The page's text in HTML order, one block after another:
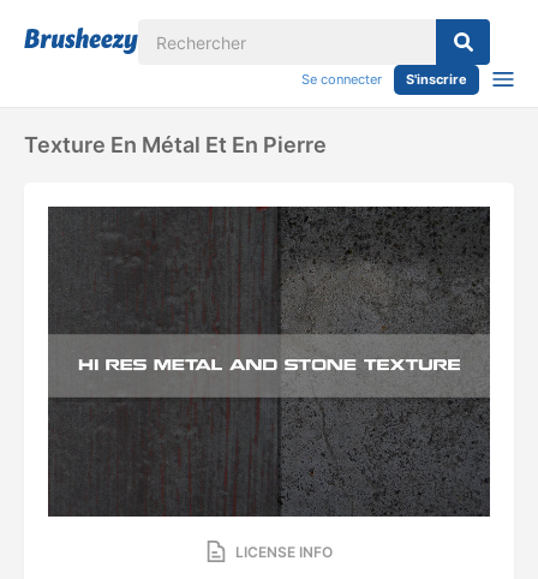
Se connecter S'inscrire
Texture En Métal Et En Pierre
LICENSE INFO